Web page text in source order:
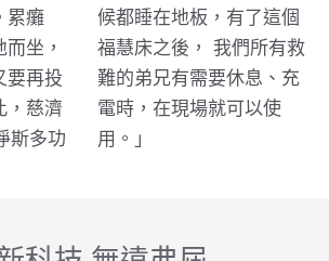
累癱
而坐，
要再投
，慈濟
斯多功
候都睡在地板，有了這個
福慧床之後， 我們所有救
難的弟兄有需要休息、充
電時，在現場就可以使
用。」